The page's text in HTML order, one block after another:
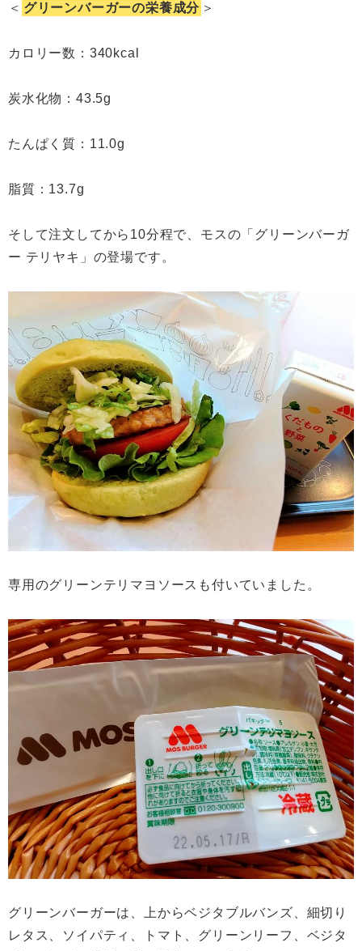
＜ グリーンバーガーの栄養成分 ＞
カロリー数：340kcal
炭水化物：43.5g
たんぱく質：11.0g
脂質：13.7g
そして注文してから10分程で、モスの「グリーンバーガ
ー テリヤキ」の登場です。
専用のグリーンテリマヨソースも付いていました。
グリーンバーガーは、上からベジタブルバンズ、細切り
レタス、ソイパティ、トマト、グリーンリーフ、ベジタ